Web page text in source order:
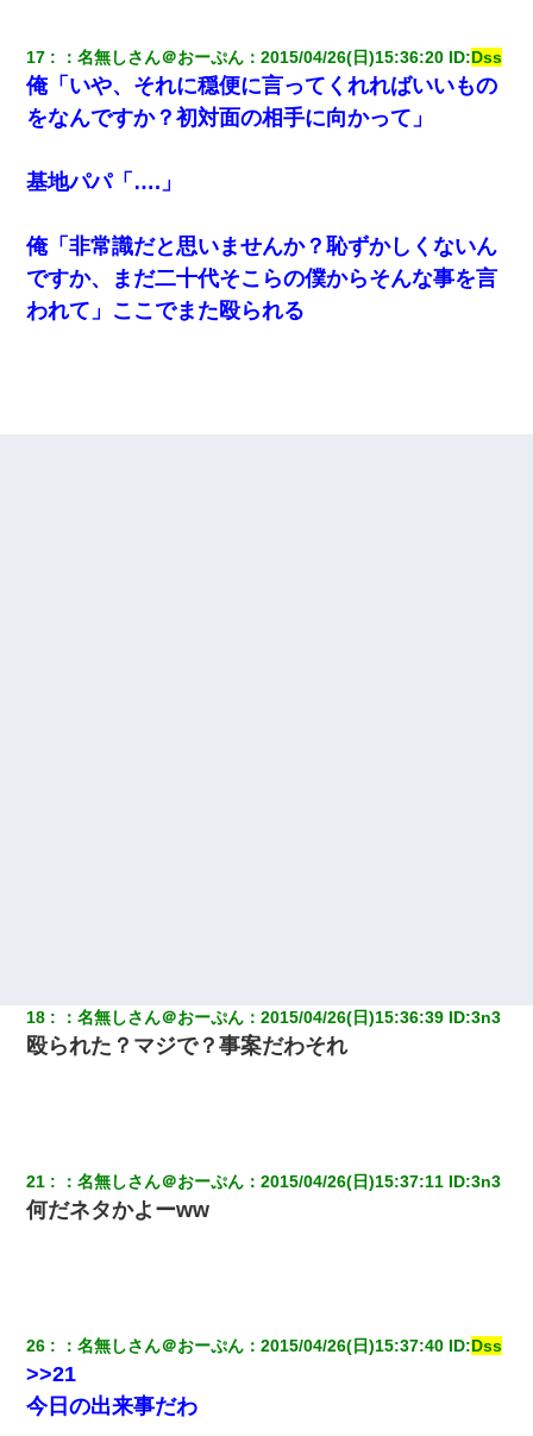
17 ：名無しさん＠おーぷん ：2015/04/26(日)15:36:20 ID:Dss
俺「いや、それに穏便に言ってくれればいいもの
をなんですか？初対面の相手に向かって」
基地パパ「….」
俺「非常識だと思いませんか？恥ずかしくないん
ですか、まだ二十代そこらの僕からそんな事を言
われて」ここでまた殴られる
18 ：名無しさん＠おーぷん ：2015/04/26(日)15:36:39 ID:3n3
殴られた？マジで？事案だわそれ
21 ：名無しさん＠おーぷん ：2015/04/26(日)15:37:11 ID:3n3
何だネタかよーww
26 ：名無しさん＠おーぷん ：2015/04/26(日)15:37:40 ID:Dss
>>21
今日の出来事だわ